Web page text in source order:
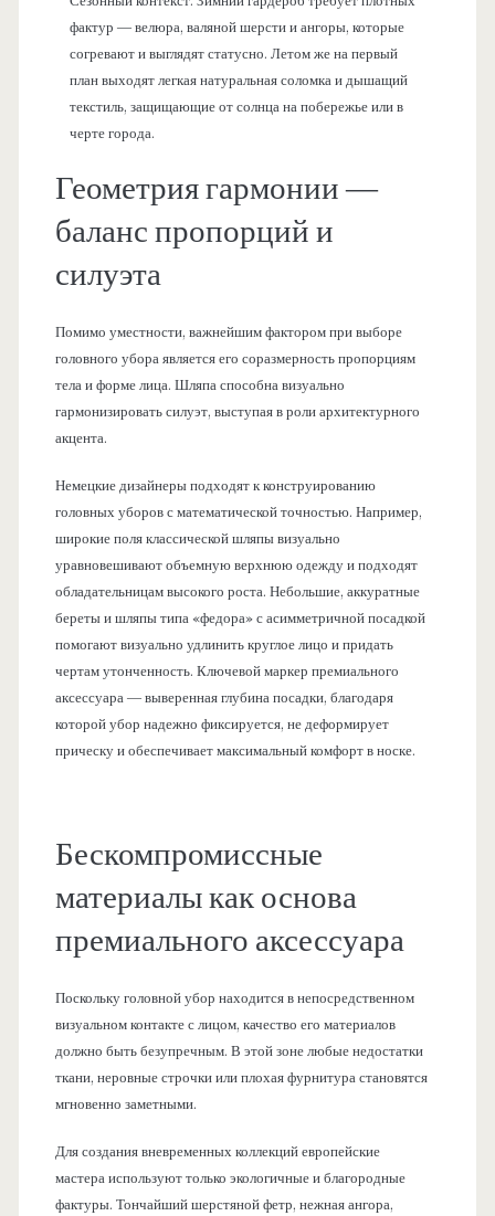
фактур — велюра, валяной шерсти и ангоры, которые
согревают и выглядят статусно. Летом же на первый
план выходят легкая натуральная соломка и дышащий
текстиль, защищающие от солнца на побережье или в
черте города.
Геометрия гармонии —
баланс пропорций и
силуэта
Помимо уместности, важнейшим фактором при выборе
головного убора является его соразмерность пропорциям
тела и форме лица. Шляпа способна визуально
гармонизировать силуэт, выступая в роли архитектурного
акцента.
Немецкие дизайнеры подходят к конструированию
головных уборов с математической точностью. Например,
широкие поля классической шляпы визуально
уравновешивают объемную верхнюю одежду и подходят
обладательницам высокого роста. Небольшие, аккуратные
береты и шляпы типа «федора» с асимметричной посадкой
помогают визуально удлинить круглое лицо и придать
чертам утонченность. Ключевой маркер премиального
аксессуара — выверенная глубина посадки, благодаря
которой убор надежно фиксируется, не деформирует
прическу и обеспечивает максимальный комфорт в носке.
Бескомпромиссные
материалы как основа
премиального аксессуара
Поскольку головной убор находится в непосредственном
визуальном контакте с лицом, качество его материалов
должно быть безупречным. В этой зоне любые недостатки
ткани, неровные строчки или плохая фурнитура становятся
мгновенно заметными.
Для создания вневременных коллекций европейские
мастера используют только экологичные и благородные
фактуры. Тончайший шерстяной фетр, нежная ангора,